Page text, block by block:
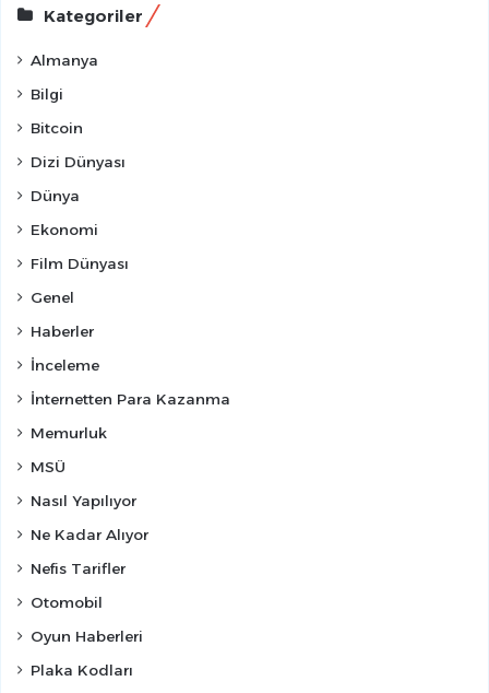
Kategoriler
Almanya
Bilgi
Bitcoin
Dizi Dünyası
Dünya
Ekonomi
Film Dünyası
Genel
Haberler
İnceleme
İnternetten Para Kazanma
Memurluk
MSÜ
Nasıl Yapılıyor
Ne Kadar Alıyor
Nefis Tarifler
Otomobil
Oyun Haberleri
Plaka Kodları